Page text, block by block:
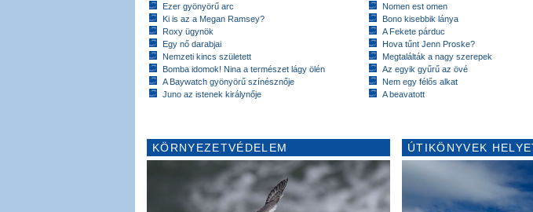
Ezer gyönyörű arc
Ki is az a Megan Ramsey?
Roxy ügynök
Egy nő darabjai
Nemzeti kincs született
Bomba idomok! Nina a természet lágy ölén
A Baywatch gyönyörű színésznője
Juno az istenek királynője
Nomen est omen
Bono kisebbik lánya
A Fekete párduc
Hova tűnt Jenn Proske?
Megtalálták a nagy szerepek
Az egyik gyűrű az övé
Nem egy félős alkat
A beavatott
KÖRNYEZETVÉDELEM ÚTIKÖNYVEK